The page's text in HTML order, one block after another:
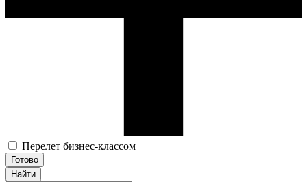
Перелет бизнес-классом
Готово
Найти